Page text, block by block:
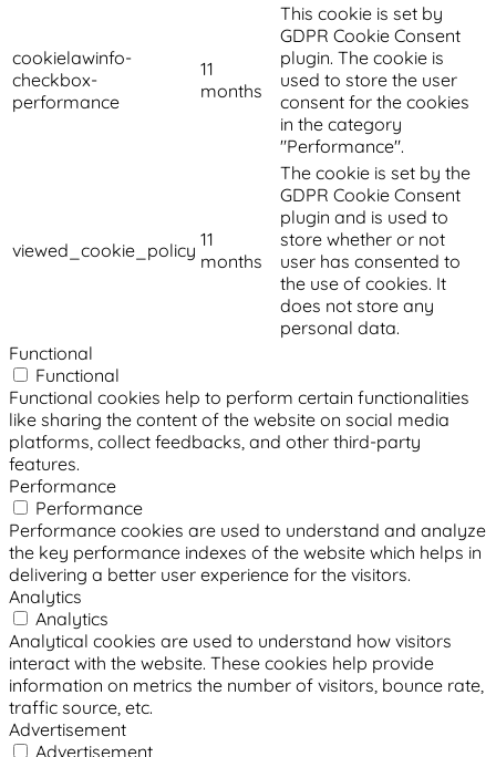
cookielawinfo-
checkbox-
performance
11
months
This cookie is set by
GDPR Cookie Consent
plugin. The cookie is
used to store the user
consent for the cookies
in the category
"Performance".
viewed_cookie_policy 11
months
The cookie is set by the
GDPR Cookie Consent
plugin and is used to
store whether or not
user has consented to
the use of cookies. It
does not store any
personal data.
Functional
Functional
Functional cookies help to perform certain functionalities
like sharing the content of the website on social media
platforms, collect feedbacks, and other third-party
features.
Performance
Performance
Performance cookies are used to understand and analyze
the key performance indexes of the website which helps in
delivering a better user experience for the visitors.
Analytics
Analytics
Analytical cookies are used to understand how visitors
interact with the website. These cookies help provide
information on metrics the number of visitors, bounce rate,
traffic source, etc.
Advertisement
Advertisement